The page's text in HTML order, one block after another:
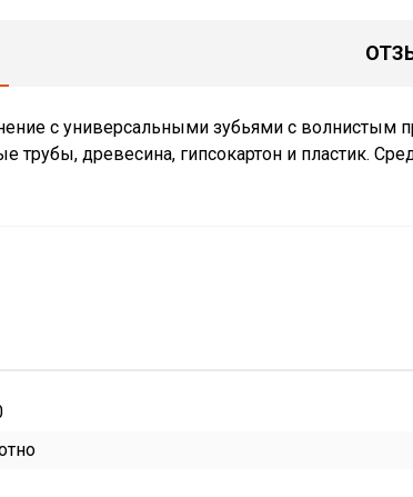
с универсальными зубьями с волнистым
древесина, гипсокартон и пластик.